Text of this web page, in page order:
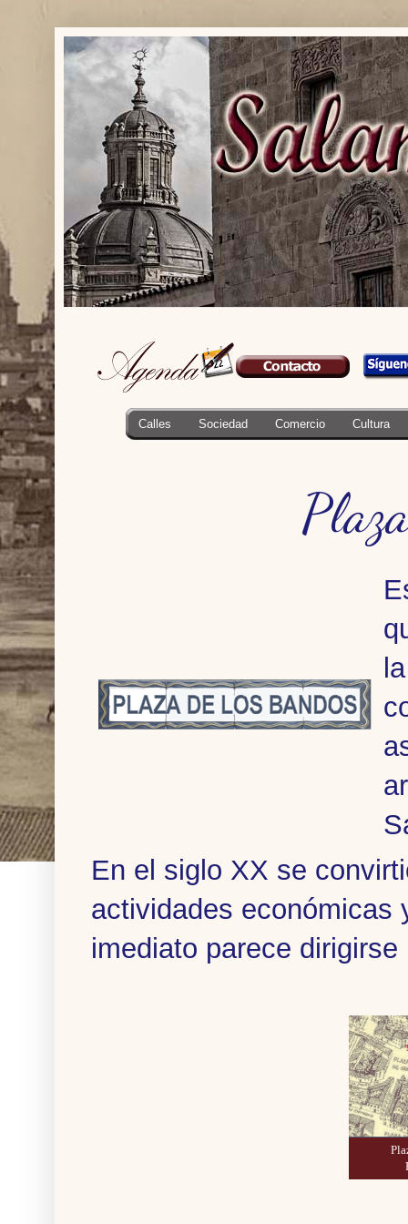
Calles Sociedad Comercio Cultura
En el siglo XX se
actividades económicas
imediato parece